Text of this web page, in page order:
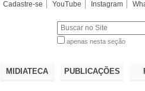
Cadastre-se YouTube Instagram
apenas nesta seção
MIDIATECA PUBLICAÇÕES